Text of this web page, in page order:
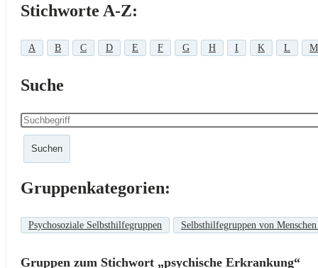
Stichworte A-Z:
A B C D E F G H I K L M
Suche
Suchen
Gruppenkategorien:
Psychosoziale Selbsthilfegruppen Selbsthilfegruppen von
Gruppen zum Stichwort „psychische Erkrankung“